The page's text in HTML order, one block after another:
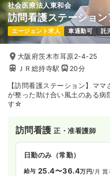
日勤のみ（パート）
給与 時給1,650円〜
時間 9:00～17:15（休憩60分
時給1,600円以上可
気になる
給与 お問い合わせください
社会医療法人東和会
訪問看護ステーション
エージェント求人 車通勤可 託
大阪府茨木市耳原2-4-25
ＪＲ総持寺駅
20分
【訪問看護ステーション】マ
が整った助け合い風土のある病
す☆
訪問看護正・准看護師
日勤のみ（常勤）
給与 25.4〜36.4万円/月 賞